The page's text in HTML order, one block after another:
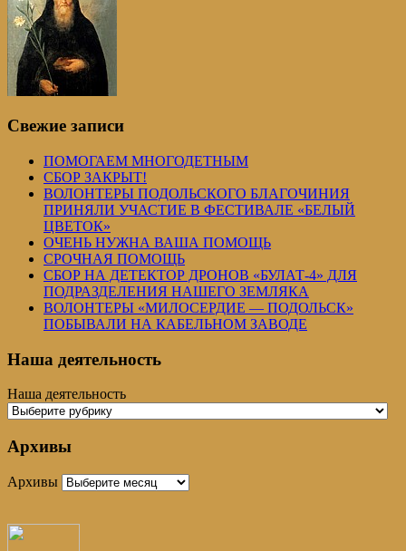
Свежие записи
ПОМОГАЕМ МНОГОДЕТНЫМ
СБОР ЗАКРЫТ!
ВОЛОНТЕРЫ ПОДОЛЬСКОГО БЛАГОЧИНИЯ
ПРИНЯЛИ УЧАСТИЕ В ФЕСТИВАЛЕ «БЕЛЫЙ
ЦВЕТОК»
ОЧЕНЬ НУЖНА ВАША ПОМОЩЬ
СРОЧНАЯ ПОМОЩЬ
СБОР НА ДЕТЕКТОР ДРОНОВ «БУЛАТ-4» ДЛЯ
ПОДРАЗДЕЛЕНИЯ НАШЕГО ЗЕМЛЯКА
ВОЛОНТЕРЫ «МИЛОСЕРДИЕ — ПОДОЛЬСК»
ПОБЫВАЛИ НА КАБЕЛЬНОМ ЗАВОДЕ
Наша деятельность
Наша деятельность
Архивы
Архивы